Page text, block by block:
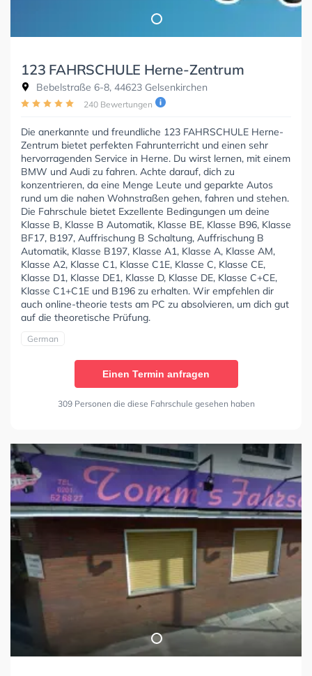
123 FAHRSCHULE Herne-Zentrum
Bebelstraße 6-8, 44623 Gelsenkirchen
240 Bewertungen
Die anerkannte und freundliche 123 FAHRSCHULE Herne-
Zentrum bietet perfekten Fahrunterricht und einen sehr
hervorragenden Service in Herne. Du wirst lernen, mit einem
BMW und Audi zu fahren. Achte darauf, dich zu
konzentrieren, da eine Menge Leute und geparkte Autos
rund um die nahen Wohnstraßen gehen, fahren und stehen.
Die Fahrschule bietet Exzellente Bedingungen um deine
Klasse B, Klasse B Automatik, Klasse BE, Klasse B96, Klasse
BF17, B197, Auffrischung B Schaltung, Auffrischung B
Automatik, Klasse B197, Klasse A1, Klasse A, Klasse AM,
Klasse A2, Klasse C1, Klasse C1E, Klasse C, Klasse CE,
Klasse D1, Klasse DE1, Klasse D, Klasse DE, Klasse C+CE,
Klasse C1+C1E und B196 zu erhalten. Wir empfehlen dir
auch online-theorie tests am PC zu absolvieren, um dich gut
auf die theoretische Prüfung.
German
Einen Termin anfragen
309 Personen die diese Fahrschule gesehen haben